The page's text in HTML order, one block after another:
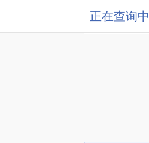
正在查询中